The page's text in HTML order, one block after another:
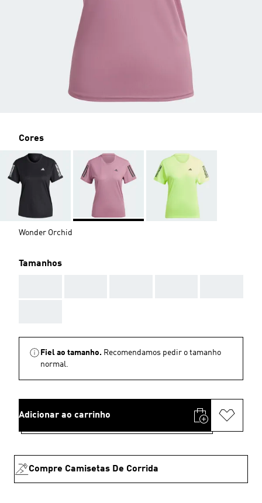
Cores
Wonder Orchid
Tamanhos
Fiel ao tamanho. Recomendamos pedir o tamanho
normal.
Adicionar ao carrinho
Compre Camisetas De Corrida